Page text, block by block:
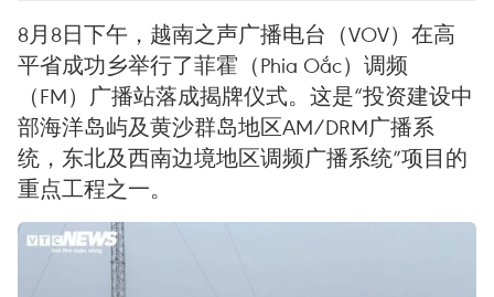
8月8日下午，越南之声广播电台（VOV）在高
平省成功乡举行了菲霍（Phia Oắc）调频
（FM）广播站落成揭牌仪式。这是“投资建设中
部海洋岛屿及黄沙群岛地区AM/DRM广播系
统，东北及西南边境地区调频广播系统”项目的
重点工程之一。